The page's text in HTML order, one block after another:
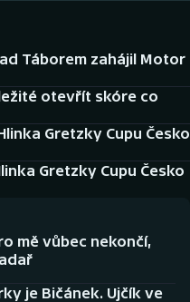
Táborem zahájil Motor
otevřít skóre co
Gretzky Cupu Česko
Gretzky Cupu Česko
mě vůbec nekončí,
je Bičánek. Ujčík ve